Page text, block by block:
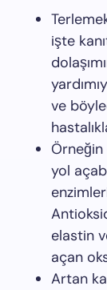
işte
ve
yol
elastin
açan
Artan